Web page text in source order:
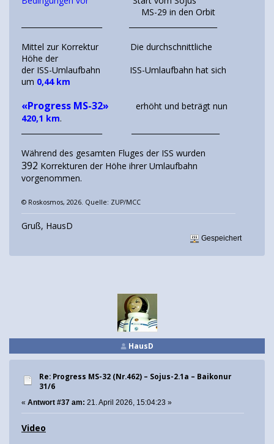
MS-29 in den Orbit
Mittel zur Korrektur Die durchschnittliche
Höhe der
der ISS-Umlaufbahn ISS-Umlaufbahn hat sich
um 0,44 km
«Progress MS-32» erhöht und beträgt nun
420,1 km.
Während des gesamten Fluges der ISS wurden
392 Korrekturen der Höhe ihrer Umlaufbahn
vorgenommen.
© Roskosmos, 2026. Quelle: ZUP/MCC
Gruß, HausD
Gespeichert
HausD
Re: Progress MS-32 (Nr.462) – Sojus-2.1а – Baikonur
31/6
« Antwort #37 am: 21. April 2026, 15:04:23 »
Video